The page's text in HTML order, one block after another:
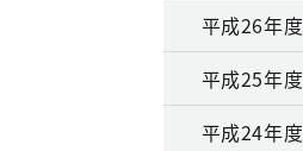
平成26年度
平成25年度
平成24年度